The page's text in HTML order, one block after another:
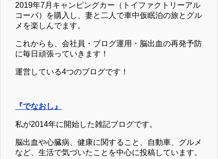
2019年7月キャンピングカー（トイファクトリーアル
コーバ）を購入し、妻と二人で車中仮眠泊の旅とグル
メを楽しんでます。
これからも、会社員・ブログ運用・脳出血の再発予防
に毎日頑張っていきます！
運営している4つのブログです！
『でなおし』
私が2014年に開始した雑記ブログです。
脳出血や心臓病、健康に関すること、自動車、グルメ
など、生活で気づいたことを中心に投稿しています。